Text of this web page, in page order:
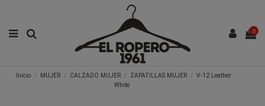
0
Inicio MUJER CALZADO MUJER ZAPATILLAS MUJER
V-12 Leather
White